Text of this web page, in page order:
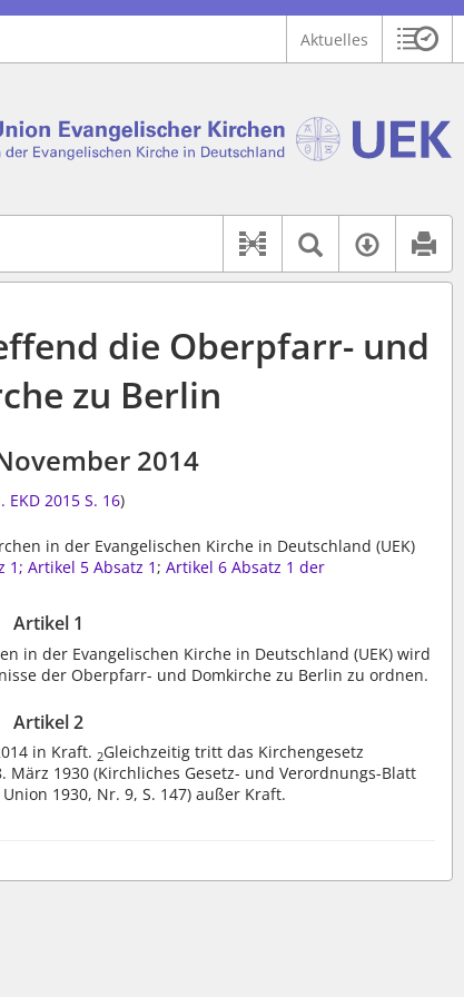
Aktuelles
auch: "Pfarrerinitiative" oder "Pfarrerausschuss".
Dokument-
Textsuche
die Oberpfarr- und
zu Berlin
2014
EKD 2015 S. 16)
in der Evangelischen Kirche in Deutschland (UEK)
1; Artikel 5 Absatz 1;Artikel 6 Absatz 1 der
Artikel 1
in der Evangelischen Kirche in Deutschland (UEK) wird
der Oberpfarr- und Domkirche zu Berlin zu ordnen.
Artikel 2
in Kraft. 2Gleichzeitig tritt das Kirchengesetz
1930 (Kirchliches Gesetz- und Verordnungs-Blatt
1930, Nr. 9, S. 147) außer Kraft.